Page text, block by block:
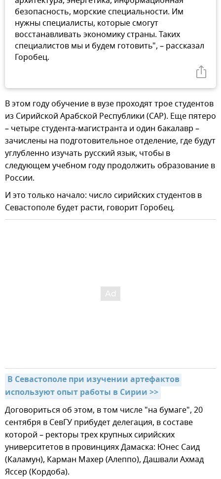
безопасность, морские специальности. Им
нужны специалисты, которые смогут
восстанавливать экономику страны. Таких
специалистов мы и будем готовить", – рассказал
Горобец.
В этом году обучение в вузе проходят трое студентов
из Сирийской Арабской Республики (САР). Еще пятеро
– четыре студента-магистранта и один бакалавр –
зачислены на подготовительное отделение, где будут
углубленно изучать русский язык, чтобы в
следующем учебном году продолжить образование в
России.
И это только начало: число сирийских студентов в
Севастополе будет расти, говорит Горобец.
В Севастополе при изучении артефактов
используют опыт работы в Сирии >>
Договориться об этом, в том числе "на бумаге", 20
сентября в СевГУ прибудет делегация, в составе
которой – ректоры трех крупных сирийских
университетов в провинциях Дамаска: Юнес Саид
(Каламун), Карман Махер (Алеппо), Дашвали Ахмад
Яссер (Кордоба).